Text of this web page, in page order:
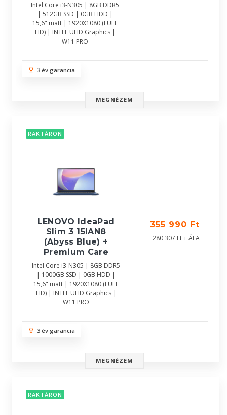
Intel Core i3-N305 | 8GB DDR5
| 512GB SSD | 0GB HDD |
15,6" matt | 1920X1080 (FULL
HD) | INTEL UHD Graphics |
W11 PRO
3 év garancia
MEGNÉZEM
RAKTÁRON
LENOVO IdeaPad
Slim 3 15IAN8
(Abyss Blue) +
Premium Care
Intel Core i3-N305 | 8GB DDR5
| 1000GB SSD | 0GB HDD |
15,6" matt | 1920X1080 (FULL
HD) | INTEL UHD Graphics |
W11 PRO
355 990 Ft
280 307 Ft + ÁFA
3 év garancia
MEGNÉZEM
RAKTÁRON